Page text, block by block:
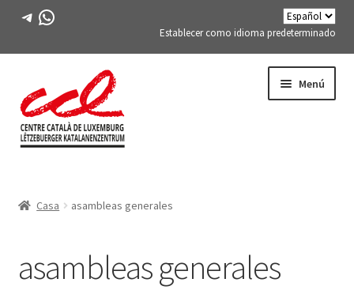
Telegrama
WhatsApp
Establecer como idioma predeterminado
la
navegación
al
contenido
Menú
¿Qué es?
Casa asambleas generales
asambleas generales